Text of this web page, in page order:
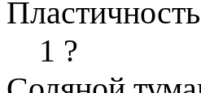
1 ?